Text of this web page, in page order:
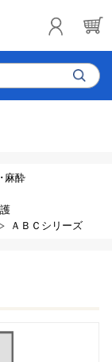
麻酔
ＡＢＣシリーズ